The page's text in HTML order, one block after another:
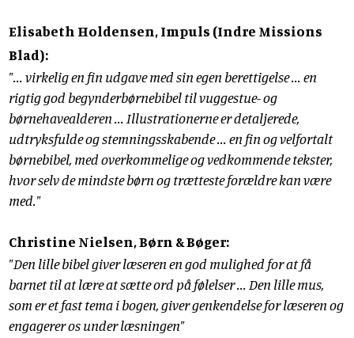
Elisabeth Holdensen, Impuls (Indre Missions
Blad):
"... virkelig en fin udgave med sin egen berettigelse ... en
rigtig god begynderbørnebibel til vuggestue- og
børnehavealderen ... Illustrationerne er detaljerede,
udtryksfulde og stemningsskabende ... en fin og velfortalt
børnebibel, med overkommelige og vedkommende tekster,
hvor selv de mindste børn og trætteste forældre kan være
med."
Christine Nielsen, Børn & Bøger:
"Den lille bibel giver læseren en god mulighed for at få
barnet til at lære at sætte ord på følelser ... Den lille mus,
som er et fast tema i bogen, giver genkendelse for læseren og
engagerer os under læsningen"